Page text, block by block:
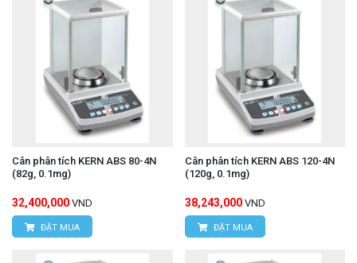
Cân phân tích KERN ABS 80-4N
(82g, 0.1mg)
32,400,000 VND
ĐẶT MUA
Cân phân tích KERN ABS 120-4N
(120g, 0.1mg)
38,243,000 VND
ĐẶT MUA